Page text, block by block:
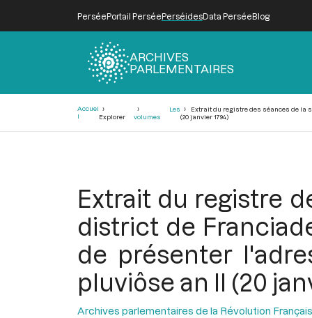
PerséePortail PerséePerséidesData PerséeBlog
ARCHIVES
PARLEMENTAIRES
Accuei
l
Explorer
Les
volumes
Extrait du registre des séances de la
(20 janvier 1794)
Extrait du registre
district de
de présenter
pluviôse an II (20
Archives parlementaires de la Révolution